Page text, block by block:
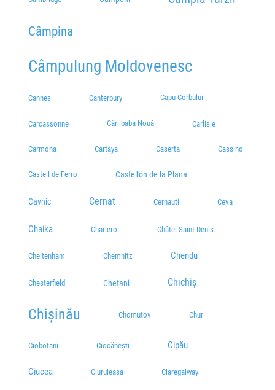
Câmpina
Câmpulung Moldovenesc
Cannes Canterbury Capu Corbului
Carcassonne Cârlibaba Nouă Carlisle
Carmona Cartaya Caserta Cassino
Castell de Ferro Castellón de la Plana
Cavnic Cernat Cernauti Ceva
Chaika Charleroi Châtel-Saint-Denis
Cheltenham Chemnitz Chendu
Chesterfield Chețani Chichiș
Chișinău Chomutov Chur
Ciobotani Ciocănești Cipău
Ciucea Ciuruleasa Claregalway